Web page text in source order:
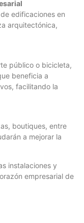
edificaciones en
arquitectónica,
público o bicicleta,
beneficia a
facilitando la
boutiques, entre
a mejorar la
instalaciones y
empresarial de